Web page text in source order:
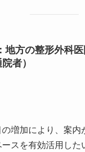
方の整形外科医
者）
増加により、案内
スを有効活用した